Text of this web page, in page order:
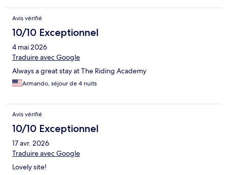
Avis vérifié
10/10 Exceptionnel
4 mai 2026
Traduire avec Google
Always a great stay at The Riding Academy
Armando, séjour de 4 nuits
Avis vérifié
10/10 Exceptionnel
17 avr. 2026
Traduire avec Google
Lovely site!